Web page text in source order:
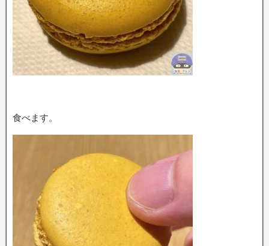
食べます。